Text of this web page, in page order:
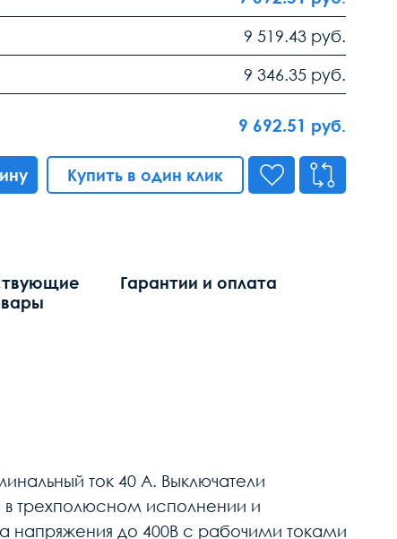
9 519.43 руб.
9 346.35 руб.
9 692.51 руб.
Купить в один клик
Гарантии и оплата
ток 40 А. Выключатели
трехполюсном исполнении и
напряжения до 400В с рабочими токами